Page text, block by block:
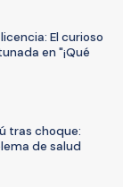
El curioso
en "¡Qué
tras choque:
de salud